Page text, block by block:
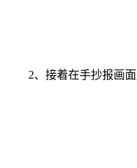
2、接着在手抄报画面